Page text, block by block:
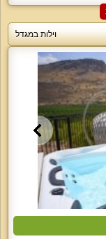
וילות במגדל